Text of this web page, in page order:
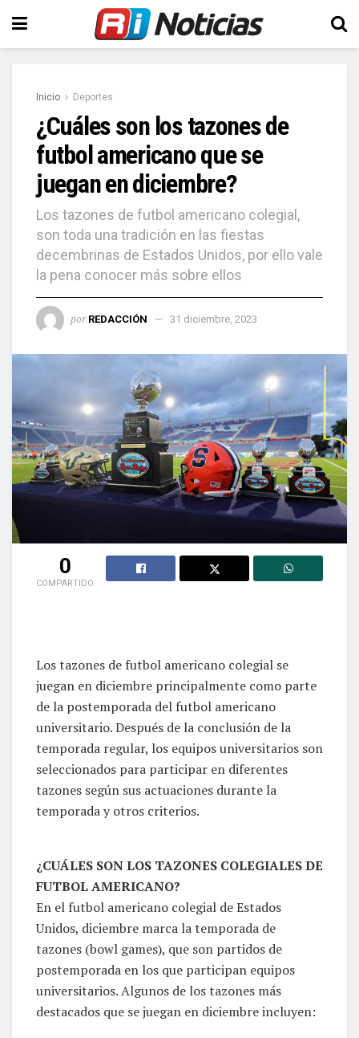
Inicio Deportes
¿Cuáles son los tazones de
futbol americano que se
juegan en diciembre?
Los tazones de futbol americano colegial,
son toda una tradición en las fiestas
decembrinas de Estados Unidos, por ello vale
la pena conocer más sobre ellos
por REDACCIÓN 31 diciembre, 2023
0
COMPARTIDO
Los tazones de futbol americano colegial se
juegan en diciembre principalmente como parte
de la postemporada del futbol americano
universitario. Después de la conclusión de la
temporada regular, los equipos universitarios son
seleccionados para participar en diferentes
tazones según sus actuaciones durante la
temporada y otros criterios.
¿CUÁLES SON LOS TAZONES COLEGIALES DE
FUTBOL AMERICANO?
En el futbol americano colegial de Estados
Unidos, diciembre marca la temporada de
tazones (bowl games), que son partidos de
postemporada en los que participan equipos
universitarios. Algunos de los tazones más
destacados que se juegan en diciembre incluyen: